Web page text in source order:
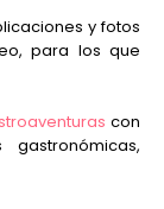
y fotos
para los que
con